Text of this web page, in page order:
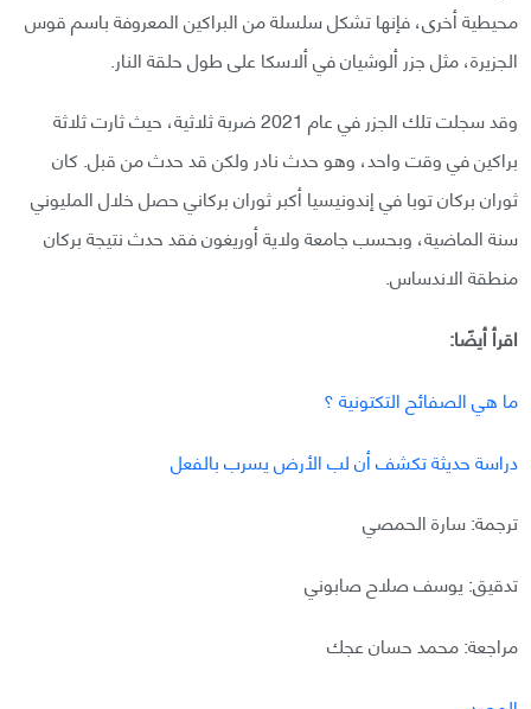
محيطية أخرى، فإنها تشكل سلسلة من البراكين المعروفة باسم قوس
الجزيرة، مثل جزر ألوشيان في ألاسكا على طول حلقة النار.
وقد سجلت تلك الجزر في عام 2021 ضربة ثلاثية، حيث ثارت ثلاثة
براكين في وقت واحد، وهو حدث نادر ولكن قد حدث من قبل. كان
ثوران بركان توبا في إندونيسيا أكبر ثوران بركاني حصل خلال المليوني
سنة الماضية، وبحسب جامعة ولاية أوريغون فقد حدث نتيجة بركان
منطقة الاندساس.
اقرأ أيضًا:
ما هي الصفائح التكتونية ؟
دراسة حديثة تكشف أن لب الأرض يسرب بالفعل
ترجمة: سارة الحمصي
تدقيق: يوسف صلاح صابوني
مراجعة: محمد حسان عجك